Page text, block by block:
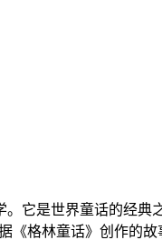
。它是世界童话的经
格林童话》创作的故